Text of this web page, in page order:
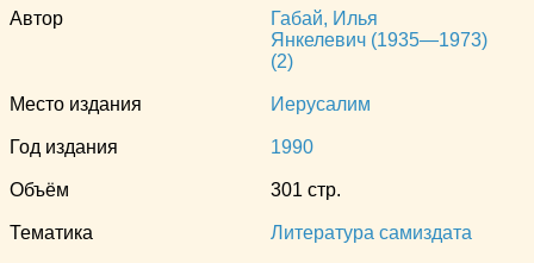
Автор
Габай, Илья
Янкелевич (1935—1973)
(2)
Место издания Иерусалим
Год издания 1990
Объём 301 стр.
Тематика Литература самиздата